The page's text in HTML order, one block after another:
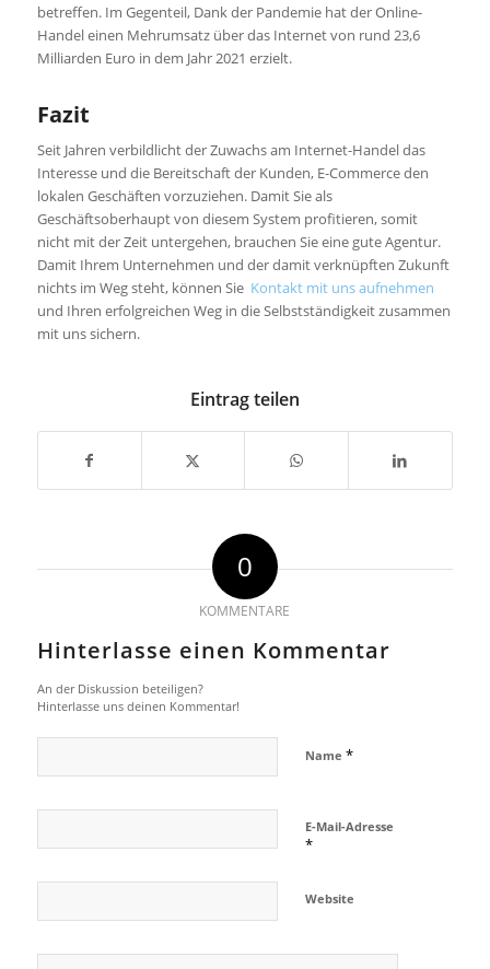
betreffen. Im Gegenteil, Dank der Pandemie hat der Online-
Handel einen Mehrumsatz über das Internet von rund 23,6
Milliarden Euro in dem Jahr 2021 erzielt.
Fazit
Seit Jahren verbildlicht der Zuwachs am Internet-Handel das
Interesse und die Bereitschaft der Kunden, E-Commerce den
lokalen Geschäften vorzuziehen. Damit Sie als
Geschäftsoberhaupt von diesem System profitieren, somit
nicht mit der Zeit untergehen, brauchen Sie eine gute Agentur.
Damit Ihrem Unternehmen und der damit verknüpften Zukunft
nichts im Weg steht, können Sie Kontakt mit uns aufnehmen
und Ihren erfolgreichen Weg in die Selbstständigkeit zusammen
mit uns sichern.
Eintrag teilen
0
KOMMENTARE
Hinterlasse einen Kommentar
An der Diskussion beteiligen?
Hinterlasse uns deinen Kommentar!
Name *
E-Mail-Adresse
*
Website